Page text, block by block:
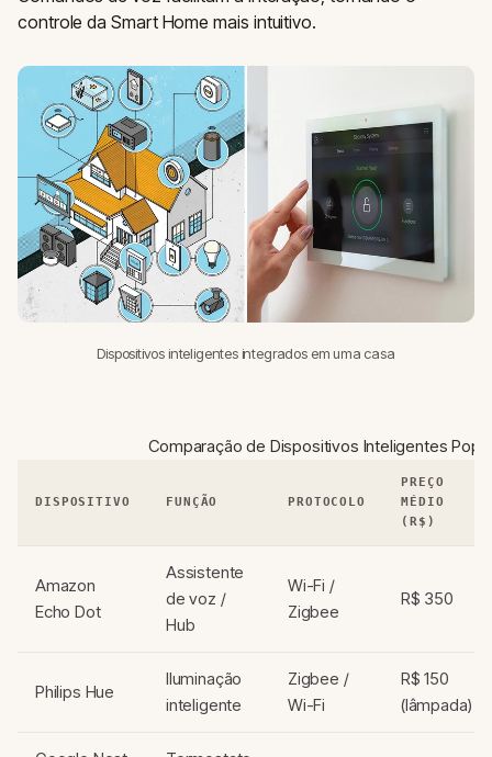
controle da Smart Home mais intuitivo.
Dispositivos inteligentes integrados em uma casa
Comparação de Dispositivos Inteligentes
DISPOSITIVO FUNÇÃO PROTOCOLO
PREÇO
MÉDIO
(R$)
Amazon
Echo Dot
Assistente
de voz /
Hub
Wi-Fi /
Zigbee
R$ 350
Philips Hue
Iluminação
inteligente
Zigbee /
Wi-Fi
R$ 150
(lâmpada)